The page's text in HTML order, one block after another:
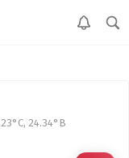
24.34°В